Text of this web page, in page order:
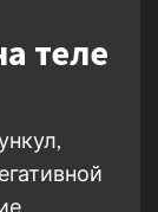
теле